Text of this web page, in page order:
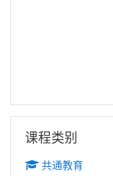
课程类别
共通教育